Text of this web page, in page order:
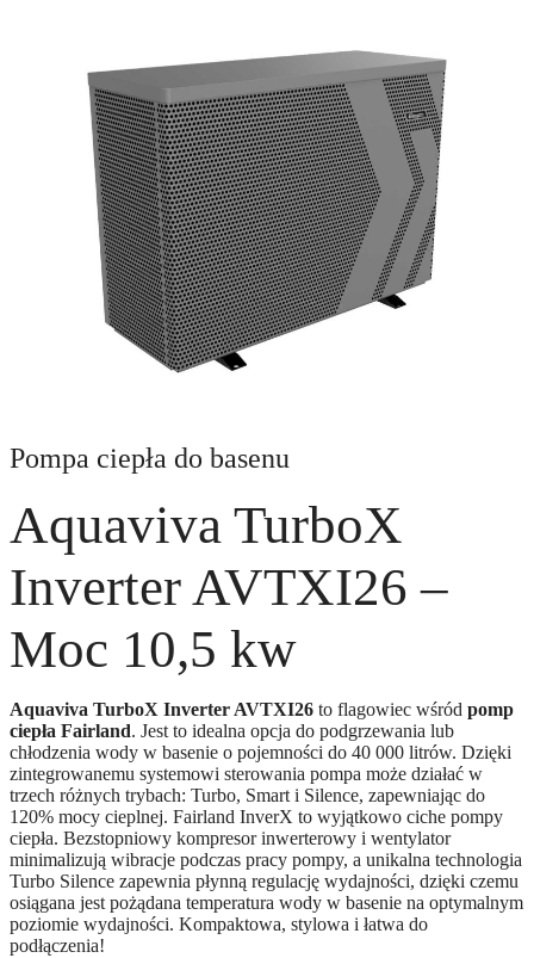
Pompa ciepła do basenu
Aquaviva TurboX
Inverter AVTXI26 –
Moc 10,5 kw
Aquaviva TurboX Inverter AVTXI26 to flagowiec wśród pomp
ciepła Fairland. Jest to idealna opcja do podgrzewania lub
chłodzenia wody w basenie o pojemności do 40 000 litrów. Dzięki
zintegrowanemu systemowi sterowania pompa może działać w
trzech różnych trybach: Turbo, Smart i Silence, zapewniając do
120% mocy cieplnej. Fairland InverX to wyjątkowo ciche pompy
ciepła. Bezstopniowy kompresor inwerterowy i wentylator
minimalizują wibracje podczas pracy pompy, a unikalna technologia
Turbo Silence zapewnia płynną regulację wydajności, dzięki czemu
osiągana jest pożądana temperatura wody w basenie na optymalnym
poziomie wydajności. Kompaktowa, stylowa i łatwa do
podłączenia!